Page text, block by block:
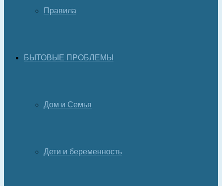
Правила
БЫТОВЫЕ ПРОБЛЕМЫ
Дом и Семья
Дети и беременность